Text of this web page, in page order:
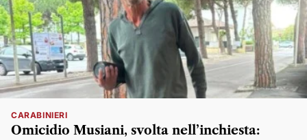
CARABINIERI
Omicidio Musiani, svolta nell’inchiesta: